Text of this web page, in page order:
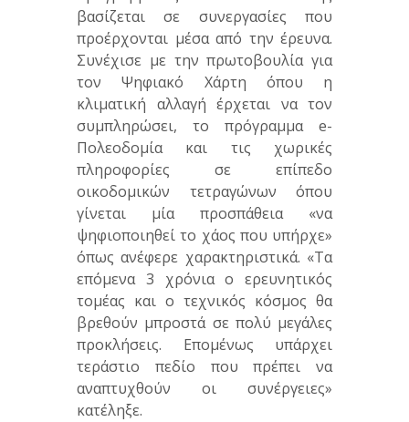
βασίζεται σε συνεργασίες που
προέρχονται μέσα από την έρευνα.
Συνέχισε με την πρωτοβουλία για
τον Ψηφιακό Χάρτη όπου η
κλιματική αλλαγή έρχεται να τον
συμπληρώσει, το πρόγραμμα e-
Πολεοδομία και τις χωρικές
πληροφορίες σε επίπεδο
οικοδομικών τετραγώνων όπου
γίνεται μία προσπάθεια «να
ψηφιοποιηθεί το χάος που υπήρχε»
όπως ανέφερε χαρακτηριστικά. «Τα
επόμενα 3 χρόνια ο ερευνητικός
τομέας και ο τεχνικός κόσμος θα
βρεθούν μπροστά σε πολύ μεγάλες
προκλήσεις. Επομένως υπάρχει
τεράστιο πεδίο που πρέπει να
αναπτυχθούν οι συνέργειες»
κατέληξε.